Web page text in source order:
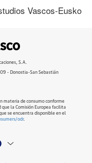
Vascos-Eusko
S.A.
- Donostia-San Sebastián
materia de consumo conforme
la Comisión Europea facilita
se encuentra disponible en el
odr.